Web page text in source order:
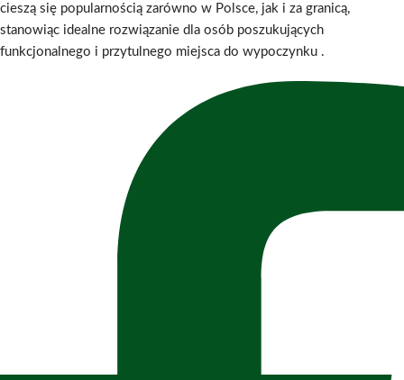
cieszą się popularnością zarówno w Polsce, jak i za granicą,
stanowiąc idealne rozwiązanie dla osób poszukujących
funkcjonalnego i przytulnego miejsca do wypoczynku .